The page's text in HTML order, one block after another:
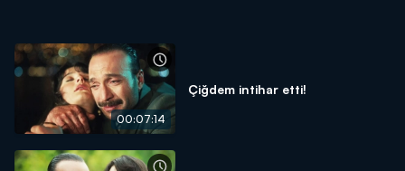
00:07:14
Çiğdem intihar etti!